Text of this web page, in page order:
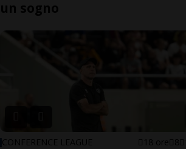
un sogno
CONFERENCE LEAGUE 18 ore 8